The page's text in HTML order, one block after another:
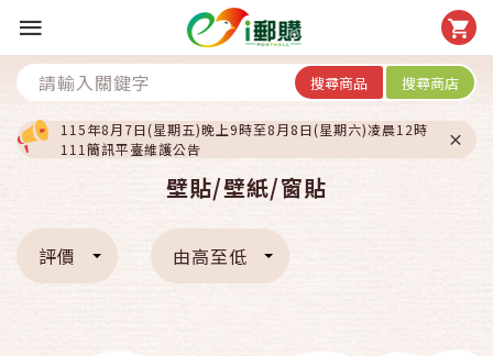
搜尋商品 搜尋商店
115年8月7日(星期五)晚上9時至8月8日(星期六)凌晨12時
111簡訊平臺維護公告
壁貼/壁紙/窗貼
評價 由高至低